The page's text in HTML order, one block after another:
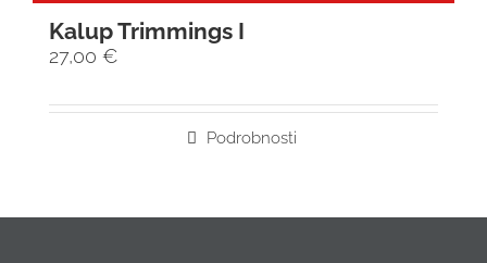
Kalup Trimmings I
27,00 €
Podrobnosti